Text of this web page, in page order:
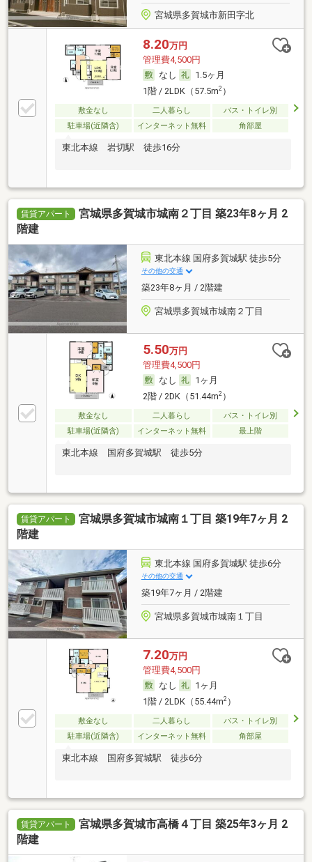
宮城県多賀城市新田字北
8.20万円
管理費4,500円
なし
1.5ヶ月
1階 / 2LDK（57.5m2）
敷金なし 二人暮らし
バス・トイレ別
駐車場(近隣含)
インターネット無料 角部屋
東北本線 岩切駅 徒歩16分
賃貸アパート
宮城県多賀城市城南２丁目 築23年8ヶ月 2
階建
東北本線 国府多賀城駅 徒歩5分
その他の交通
築23年8ヶ月 / 2階建
宮城県多賀城市城南２丁目
5.50万円
管理費4,500円
なし
1ヶ月
2階 / 2DK（51.44m2）
敷金なし 二人暮らし
バス・トイレ別
駐車場(近隣含)
インターネット無料 最上階
東北本線 国府多賀城駅 徒歩5分
賃貸アパート
宮城県多賀城市城南１丁目 築19年7ヶ月 2
階建
東北本線 国府多賀城駅 徒歩6分
その他の交通
築19年7ヶ月 / 2階建
宮城県多賀城市城南１丁目
7.20万円
管理費4,500円
なし
1ヶ月
1階 / 2LDK（55.44m2）
敷金なし 二人暮らし
バス・トイレ別
駐車場(近隣含)
インターネット無料 角部屋
東北本線 国府多賀城駅 徒歩6分
賃貸アパート
宮城県多賀城市高橋４丁目 築25年3ヶ月 2
階建